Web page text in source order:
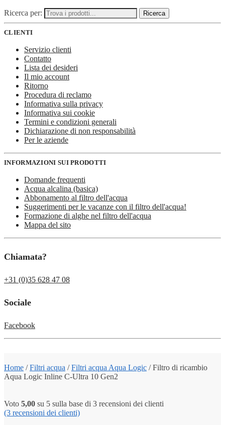
Ricerca per: Ricerca
CLIENTI
Servizio clienti
Contatto
Lista dei desideri
Il mio account
Ritorno
Procedura di reclamo
Informativa sulla privacy
Informativa sui cookie
Termini e condizioni generali
Dichiarazione di non responsabilità
Per le aziende
INFORMAZIONI SUI PRODOTTI
Domande frequenti
Acqua alcalina (basica)
Abbonamento al filtro dell'acqua
Suggerimenti per le vacanze con il filtro dell'acqua!
Formazione di alghe nel filtro dell'acqua
Mappa del sito
Chiamata?
+31 (0)35 628 47 08
Sociale
Facebook
Home /Filtri acqua /Filtri acqua Aqua Logic /Filtro di ricambio
Aqua Logic Inline C-Ultra 10 Gen2
Voto 5,00 su 5 sulla base di 3 recensioni dei clienti
(3 recensioni dei clienti)